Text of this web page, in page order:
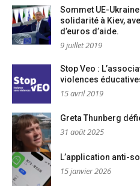
Sommet UE-
solidarité à Kiev,
d’euros d’aide.
9 juillet 2019
Stop Veo :
violences
15 avril 2019
Greta Thunberg
31 août 2025
L’application anti-
15 janvier 2026